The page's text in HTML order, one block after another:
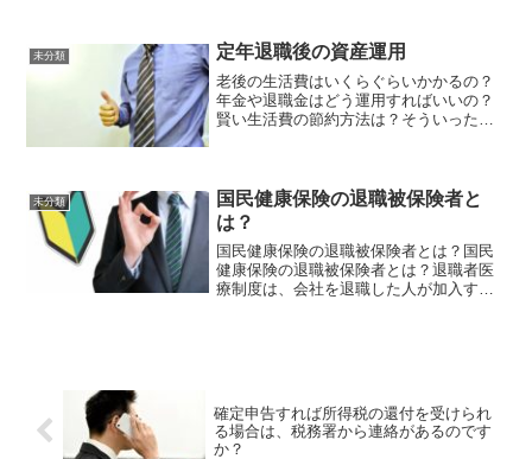
上のミス等で年金手帳を２冊以上持って
いるケースがあります。そ...
未分類 定年退職後の資産運用
老後の生活費はいくらぐらいかかるの？
年金や退職金はどう運用すればいいの？
賢い生活費の節約方法は？そういった老
未分類
国民健康保険の退職被保険者と
は？
国民健康保険の退職被保険者とは？国民
健康保険の退職被保険者とは？退職者医
療制度は、会社を退職した人が加入す
確定申告すれば所得税の還付を受けられ
る場合は、税務署から連絡があるのです
か？